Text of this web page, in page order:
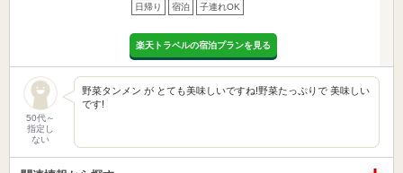
日帰り 宿泊 子連れOK
楽天トラベルの宿泊プランを見る
50代～
指定し
ない
野菜タンメン が とても美味しいですね!野菜たっぷりで 美味しい
です!